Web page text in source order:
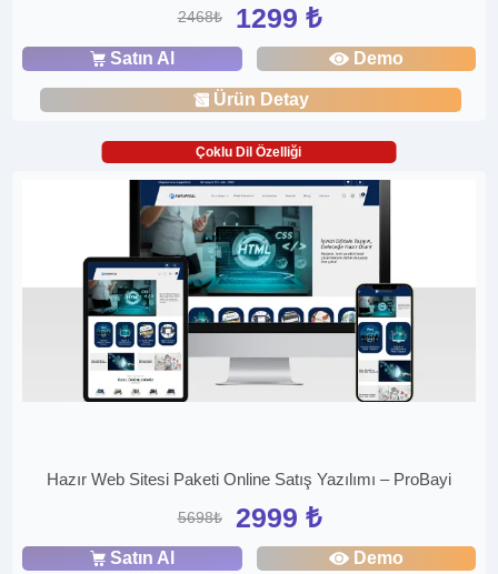
2468₺ 1299 ₺
Satın Al Demo
Ürün Detay
Çoklu Dil Özelliği
Hazır Web Sitesi Paketi Online Satış Yazılımı – ProBayi
5698₺ 2999 ₺
Satın Al Demo